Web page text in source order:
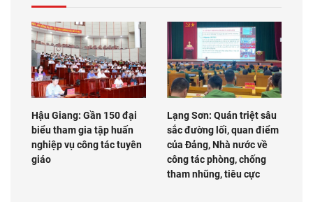
Hậu Giang: Gần 150 đại
biểu tham gia tập huấn
nghiệp vụ công tác tuyên
giáo
Lạng Sơn: Quán triệt sâu
sắc đường lối, quan điểm
của Đảng, Nhà nước về
công tác phòng, chống
tham nhũng, tiêu cực